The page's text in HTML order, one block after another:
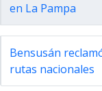
en La Pampa
Bensusán
rutas nacionales